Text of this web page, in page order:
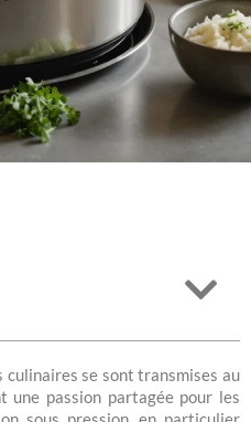
culinaires se sont transmises au
une passion partagée pour les